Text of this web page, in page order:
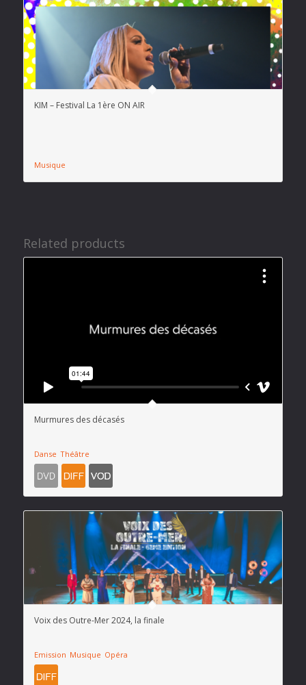
KIM – Festival La 1ère ON AIR
Musique
Related products
Murmures des décasés
Danse Théâtre
Voix des Outre-Mer 2024, la finale
Emission Musique Opéra